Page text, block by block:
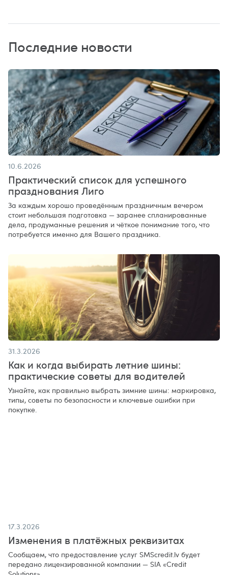
Последние новости
10.6.2026
Практический список для успешного
празднования Лиго
За каждым хорошо проведённым праздничным вечером
стоит небольшая подготовка — заранее спланированные
дела, продуманные решения и чёткое понимание того, что
потребуется именно для Вашего праздника.
31.3.2026
Как и когда выбирать летние шины:
практические советы для водителей
Узнайте, как правильно выбрать зимние шины: маркировка,
типы, советы по безопасности и ключевые ошибки при
покупке.
17.3.2026
Изменения в платёжных реквизитах
Сообщаем, что предоставление услуг SMScredit.lv будет
передано лицензированной компании — SIA «Credit